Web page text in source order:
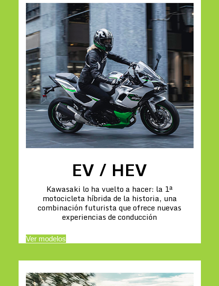
EV / HEV
Kawasaki lo ha vuelto a hacer: la 1ª
motocicleta híbrida de la historia, una
combinación futurista que ofrece nuevas
experiencias de conducción
Ver modelos